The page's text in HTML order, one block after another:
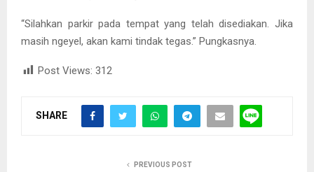
“Silahkan parkir pada tempat yang telah disediakan. Jika
masih ngeyel, akan kami tindak tegas.” Pungkasnya.
Post Views: 312
SHARE
PREVIOUS POST